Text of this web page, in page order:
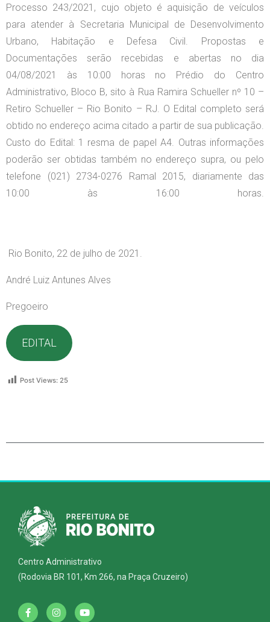
Processo 243/2021, cujo objeto é aquisição de veículos
para atender à Secretaria Municipal de Desenvolvimento
Urbano, Habitação e Defesa Civil. Propostas e
Documentações serão recebidas e abertas no dia
04/08/2021 às 10:00 horas no Prédio do Centro
Administrativo, Bloco B, sito à Rua Ramira Schueller nº 10 –
Retiro Schueller – Rio Bonito – RJ. O Edital completo será
obtido no endereço acima citado a partir de sua publicação.
Custo do Edital: 1 resma de papel A4. Outras informações
poderão ser obtidas também no endereço supra, ou pelo
telefone (021) 2734-0276 Ramal 2015, diariamente das
10:00 às 16:00 horas.
Rio Bonito, 22 de julho de 2021.
André Luiz Antunes Alves
Pregoeiro
EDITAL
Post Views: 25
Centro Administrativo
(Rodovia BR 101, Km 266, na Praça Cruzeiro)